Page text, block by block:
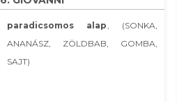
paradicsomos alap, (SONKA,
ANANÁSZ, ZÖLDBAB, GOMBA,
SAJT)